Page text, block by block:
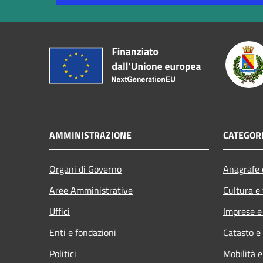
AMMINISTRAZIONE
Organi di Governo
Aree Amministrative
Uffici
Enti e fondazioni
Politici
Cultura
Imprese
Catasto
Mobilità